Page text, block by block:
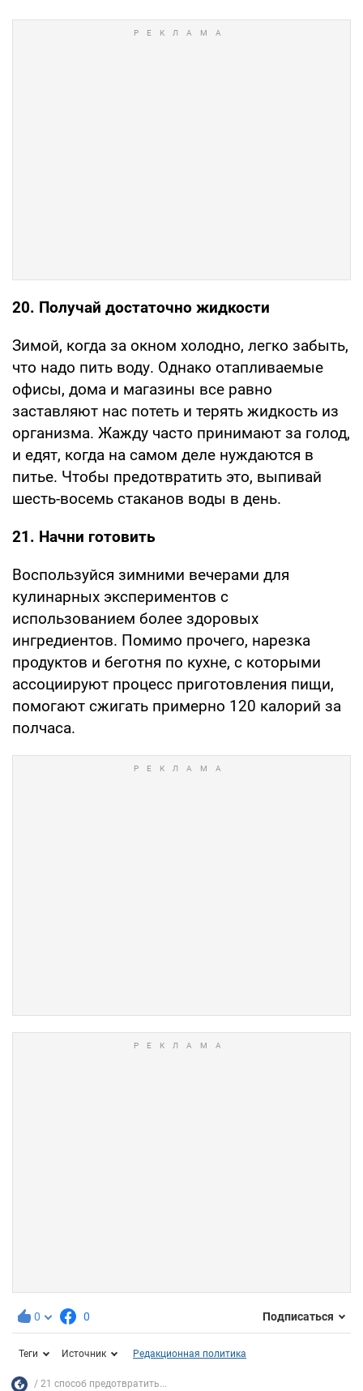
20. Получай достаточно жидкости
Зимой, когда за окном холодно, легко забыть,
что надо пить воду. Однако отапливаемые
офисы, дома и магазины все равно
заставляют нас потеть и терять жидкость из
организма. Жажду часто принимают за голод,
и едят, когда на самом деле нуждаются в
питье. Чтобы предотвратить это, выпивай
шесть-восемь стаканов воды в день.
21. Начни готовить
Воспользуйся зимними вечерами для
кулинарных экспериментов с
использованием более здоровых
ингредиентов. Помимо прочего, нарезка
продуктов и беготня по кухне, с которыми
ассоциируют процесс приготовления пищи,
помогают сжигать примерно 120 калорий за
полчаса.
0 0 Подписаться
Теги Источник Редакционная политика
21 способ предотвратить...